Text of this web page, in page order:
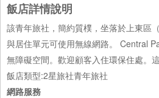
飯店詳情說明
該青年旅社，簡約質樸，坐落於上東區
與居住單元可使用無線網路。 Central
無障礙空間。歡迎顧客入住環保住處。
飯店類型:2星旅社青年旅社
網路服務